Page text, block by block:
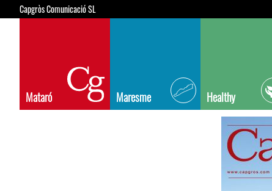
Capgròs Comunicació SL
Mataró Maresme Healthy